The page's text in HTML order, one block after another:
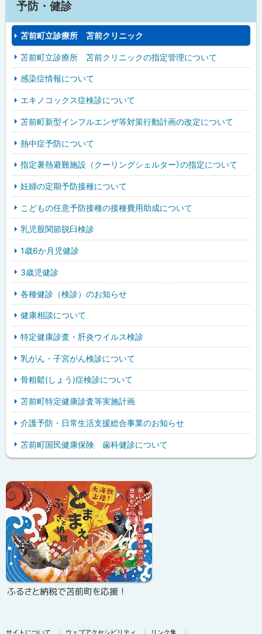
予防・健診
苫前町立診療所 苫前クリニック
苫前町立診療所 苫前クリニックの指定管理について
感染症情報について
エキノコックス症検診について
苫前町新型インフルエンザ等対策行動計画の改定について
熱中症予防について
指定暑熱避難施設（クーリングシェルター）の指定について
妊婦の定期予防接種について
こどもの任意予防接種の接種費用助成について
乳児股関節脱臼検診
1歳6か月児健診
3歳児健診
各種健診（検診）のお知らせ
健康相談について
特定健康診査・肝炎ウイルス検診
乳がん・子宮がん検診について
骨粗鬆(しょう)症検診について
苫前町特定健康診査等実施計画
介護予防・日常生活支援総合事業のお知らせ
苫前町国民健康保険 歯科健診について
サ
イ
ド
・
メ
ニ
ー
ッ
ク
ア
ッ
プ
ふるさと納税で苫前町を応援！